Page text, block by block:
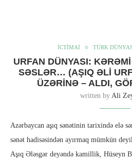
İCTİMAİ TÜRK
URFAN DÜNYASI:
SƏSLƏR… (AŞIQ ƏLI
ÜZƏRINƏ – ALDI,
written by Ali
Azərbaycan aşıq sənətinin tarixində elə
sənət hadisəsindən ayırmaq mümkün
Aşıq Ələsgər deyəndə kamillik, Hüseyn